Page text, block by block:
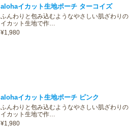
alohaイカット生地ポーチ ターコイズ
ふんわりと包み込むようなやさしい肌ざわりの
イカット生地で作…
¥1,980
alohaイカット生地ポーチ ピンク
ふんわりと包み込むようなやさしい肌ざわりの
イカット生地で作…
¥1,980